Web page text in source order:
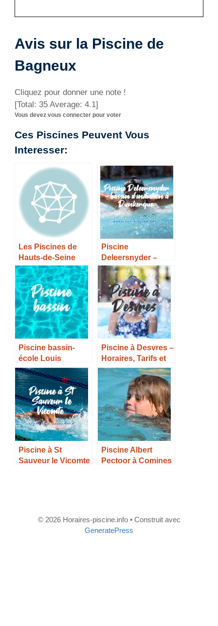
Avis sur la Piscine de
Bagneux
Cliquez pour donner une note !
[Total: 35 Average: 4.1]
Vous devez vous connecter pour voter
Ces Piscines Peuvent Vous
Interesser:
Les Piscines de
Hauts-de-Seine
Piscine
Deleersnyder –
bassin d’initiation à
Dunkerque –
Horaires, Tarifs et
Infos –
Piscine bassin-
école Louis
Lumière à Paris
(20e) – Horaires,
Tarifs et Infos –
Piscine à Desvres –
Horaires, Tarifs et
Infos –
Piscine à St
Sauveur le Vicomte
Piscine Albert
Pectoor à Comines
© 2026 Horaires-piscine.info• Construit avec
GeneratePress